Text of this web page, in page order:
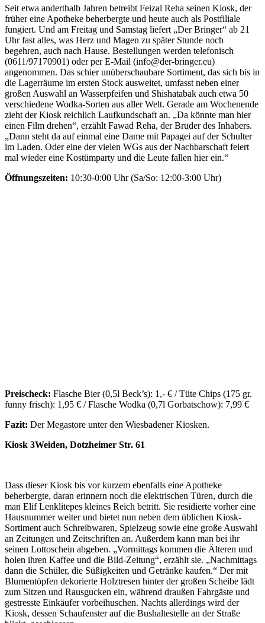
Seit etwa anderthalb Jahren betreibt Feizal Reha seinen Kiosk, der
früher eine Apotheke beherbergte und heute auch als Postfiliale
fungiert. Und am Freitag und Samstag liefert „Der Bringer“ ab 21
Uhr fast alles, was Herz und Magen zu später Stunde noch
begehren, auch nach Hause. Bestellungen werden telefonisch
(0611/97170901) oder per E-Mail (info@der-bringer.eu)
angenommen. Das schier unüberschaubare Sortiment, das sich bis in
die Lagerräume im ersten Stock ausweitet, umfasst neben einer
großen Auswahl an Wasserpfeifen und Shishatabak auch etwa 50
verschiedene Wodka-Sorten aus aller Welt. Gerade am Wochenende
zieht der Kiosk reichlich Laufkundschaft an. „Da könnte man hier
einen Film drehen“, erzählt Fawad Reha, der Bruder des Inhabers.
„Dann steht da auf einmal eine Dame mit Papagei auf der Schulter
im Laden. Oder eine der vielen WGs aus der Nachbarschaft feiert
mal wieder eine Kostümparty und die Leute fallen hier ein.“
Öffnungszeiten: 10:30-0:00 Uhr (Sa/So: 12:00-3:00 Uhr)
Preischeck: Flasche Bier (0,5l Beck’s): 1,- € / Tüte Chips (175 gr.
funny frisch): 1,95 € / Flasche Wodka (0,7l Gorbatschow): 7,99 €
Fazit: Der Megastore unter den Wiesbadener Kiosken.
Kiosk 3Weiden, Dotzheimer Str. 61
Dass dieser Kiosk bis vor kurzem ebenfalls eine Apotheke
beherbergte, daran erinnern noch die elektrischen Türen, durch die
man Elif Lenklitepes kleines Reich betritt. Sie residierte vorher eine
Hausnummer weiter und bietet nun neben dem üblichen Kiosk-
Sortiment auch Schreibwaren, Spielzeug sowie eine große Auswahl
an Zeitungen und Zeitschriften an. Außerdem kann man bei ihr
seinen Lottoschein abgeben. „Vormittags kommen die Älteren und
holen ihren Kaffee und die Bild-Zeitung“, erzählt sie. „Nachmittags
dann die Schüler, die Süßigkeiten und Getränke kaufen.“ Der mit
Blumentöpfen dekorierte Holztresen hinter der großen Scheibe lädt
zum Sitzen und Rausgucken ein, während draußen Fahrgäste und
gestresste Einkäufer vorbeihuschen. Nachts allerdings wird der
Kiosk, dessen Schaufenster auf die Bushaltestelle an der Straße